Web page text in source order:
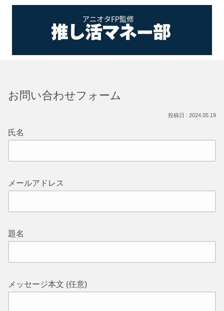
お問い合わせフォーム
2024.05.19
氏名
メールアドレス
題名
メッセージ本文 (任意)